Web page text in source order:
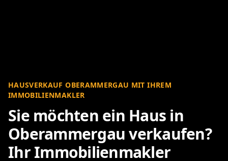
HAUSVERKAUF OBERAMMERGAU MIT IHREM
IMMOBILIENMAKLER
Sie möchten ein Haus in
Oberammergau verkaufen?
Ihr Immobilienmakler